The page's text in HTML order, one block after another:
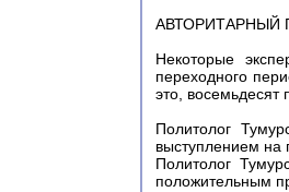
АВТОРИТАРНЫЙ
Некоторые
переходного
это,
Политолог
выступлением
Политолог
положительным